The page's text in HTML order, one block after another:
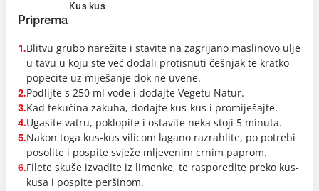
Kus kus
Priprema
1.Blitvu grubo narežite i stavite na zagrijano maslinovo ulje
u tavu u koju ste već dodali protisnuti češnjak te kratko
popecite uz miješanje dok ne uvene.
2.Podlijte s 250 ml vode i dodajte Vegetu Natur.
3.Kad tekućina zakuha, dodajte kus-kus i promiješajte.
4.Ugasite vatru, poklopite i ostavite neka stoji 5 minuta.
5.Nakon toga kus-kus vilicom lagano razrahlite, po potrebi
posolite i pospite svježe mljevenim crnim paprom.
6.Filete skuše izvadite iz limenke, te rasporedite preko kus-
kusa i pospite peršinom.